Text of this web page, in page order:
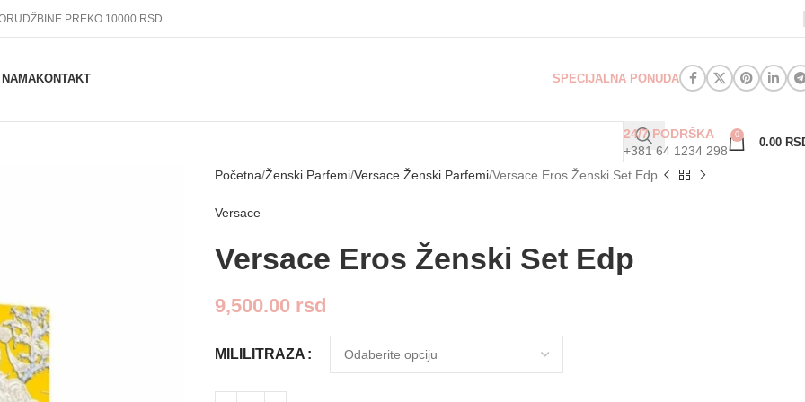
PREKO 10000 RSD
KONTAKT SPECIJALNA PONUDA
24/7 PODRŠKA
+381 64 1234 298
0
0.00
Početna Ženski Parfemi Versace Ženski Parfemi Versace Eros Ženski Set Edp
Versace
Versace Eros Ženski Set Edp
9,500.00 rsd
MILILITRAZA